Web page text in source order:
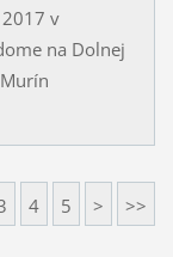
v
na Dolnej
4 5 > >>